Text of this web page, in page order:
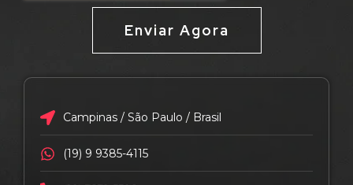
Enviar Agora
Campinas / São Paulo / Brasil
(19) 9 9385-4115